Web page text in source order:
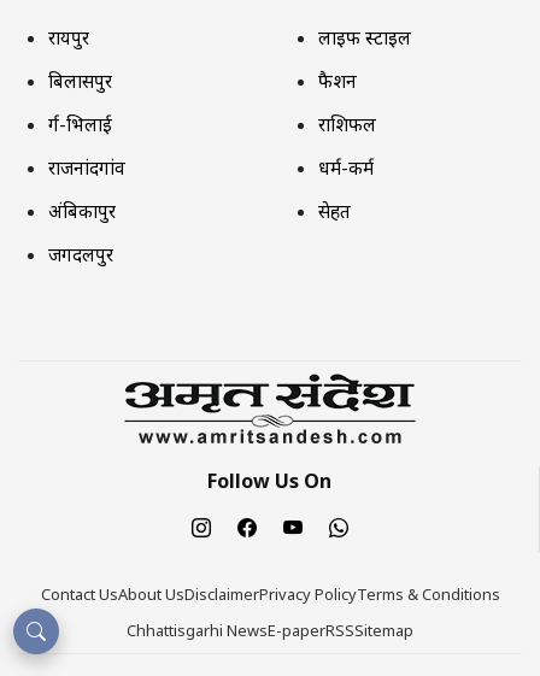
रायपुर
बिलासपुर
दुर्ग-भिलाई
राजनांदगांव
अंबिकापुर
जगदलपुर
लाइफ स्टाइल
फैशन
राशिफल
धर्म-कर्म
सेहत
Follow Us On
Contact UsAbout UsDisclaimerPrivacy PolicyTerms & Conditions
Chhattisgarhi NewsE-paperRSSSitemap